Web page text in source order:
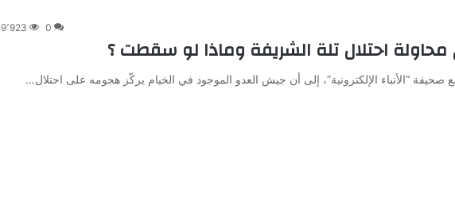
0 9٬923
محاولة احتلال تلة الشريفة وماذا لو سقطت ؟
“الأنباء الإلكترونية”، إلى أن جيش العدو الموجود في الخيام يركّز هجومه على احتلال…